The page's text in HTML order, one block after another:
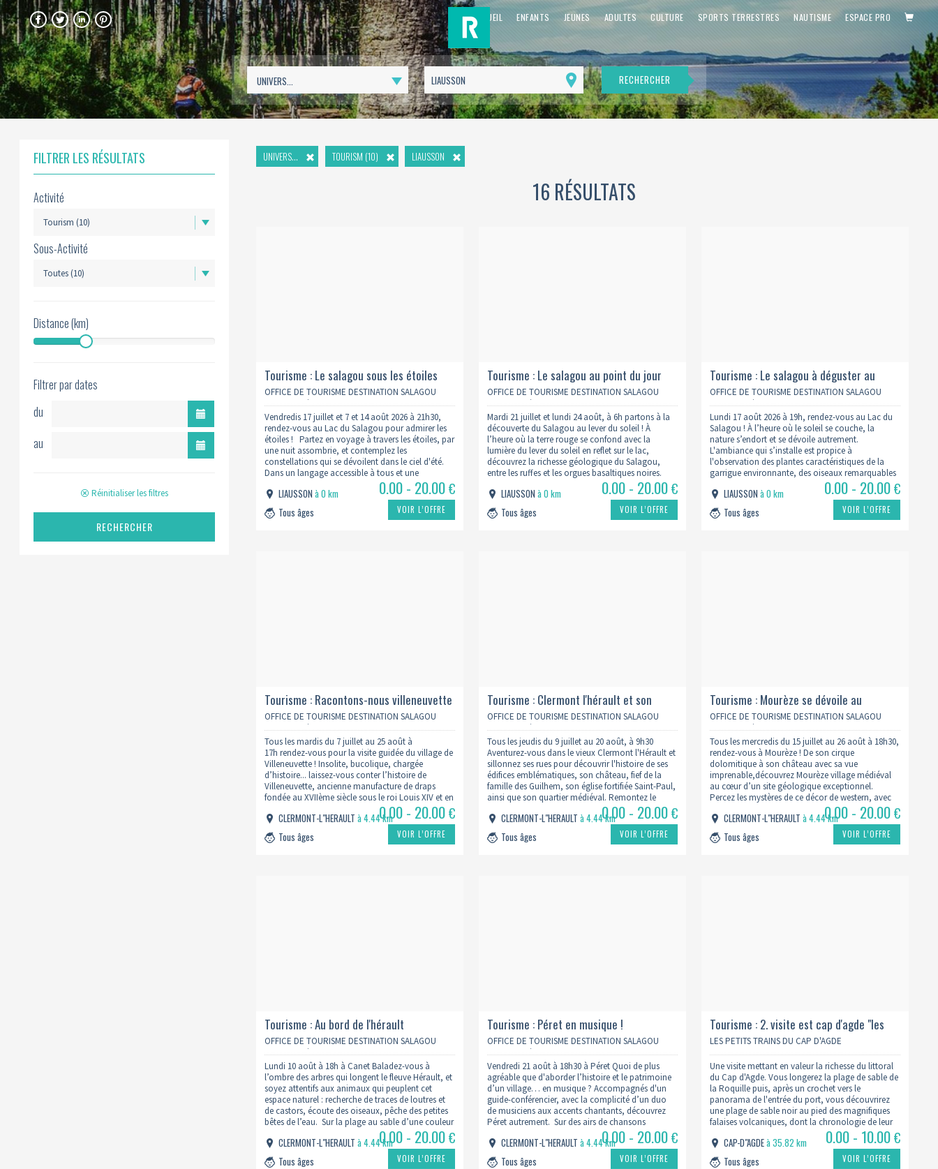
FACEBOOKTWITTERLINKEDINPINTEREST ACCUEIL ENFANTS JEUNES ADULTES CULTURE SPORTS TERRESTRES NAUTISME ESPACE PRO
Me
géolocaliser
RECHERCHER
FILTRER LES RÉSULTATS
Activité
Sous-Activité
Distance (km)
Filtrer par dates
du
au
Réinitialiser les filtres
RECHERCHER
UNIVERS... TOURISM (10) LIAUSSON
16 RÉSULTATS
Tourisme : Le salagou sous les étoiles
OFFICE DE TOURISME DESTINATION SALAGOU
CŒUR D’HÉRAULT
Vendredis 17 juillet et 7 et 14 août 2026 à 21h30,
rendez-vous au Lac du Salagou pour admirer les
étoiles ! Partez en voyage à travers les étoiles, par
une nuit assombrie, et contemplez les
constellations qui se dévoilent dans le ciel d'été.
Dans un langage accessible à tous et une
ambiance conviviale, apprenez à…
LIAUSSONà 0 km
Tous âges
0.00 - 20.00€
VOIR L’OFFRE
Tourisme : Le salagou au point du jour
OFFICE DE TOURISME DESTINATION SALAGOU
CŒUR D’HÉRAULT
Mardi 21 juillet et lundi 24 août, à 6h partons à la
découverte du Salagou au lever du soleil ! À
l’heure où la terre rouge se confond avec la
lumière du lever du soleil en reflet sur le lac,
découvrez la richesse géologique du Salagou,
entre les ruffes et les orgues basaltiques noires.
LIAUSSONà 0 km
Tous âges
0.00 - 20.00€
VOIR L’OFFRE
Tourisme : Le salagou à déguster au
coucher du soleil
OFFICE DE TOURISME DESTINATION SALAGOU
CŒUR D’HÉRAULT
Lundi 17 août 2026 à 19h, rendez-vous au Lac du
Salagou ! À l’heure où le soleil se couche, la
nature s’endort et se dévoile autrement.
L'ambiance qui s’installe est propice à
l'observation des plantes caractéristiques de la
garrigue environnante, des oiseaux remarquables
et des paysages uniques qui bordent le Salagou.
Par Laure Charpentier –…
LIAUSSONà 0 km
Tous âges
0.00 - 20.00€
VOIR L’OFFRE
Tourisme : Racontons-nous villeneuvette
OFFICE DE TOURISME DESTINATION SALAGOU
CŒUR D’HÉRAULT
Tous les mardis du 7 juillet au 25 août à
17h rendez-vous pour la visite guidée du village de
Villeneuvette ! Insolite, bucolique, chargée
d’histoire... laissez-vous conter l’histoire de
Villeneuvette, ancienne manufacture de draps
fondée au XVIIème siècle sous le roi Louis XIV et en
activité jusqu’en 1954 ! Revivez son passé
industriel grâce aux vestiges…
CLERMONT-L"HERAULTà 4.44 km
Tous âges
0.00 - 20.00€
VOIR L’OFFRE
Tourisme : Clermont l'hérault et son
passé médiéval, toute une histoire !
OFFICE DE TOURISME DESTINATION SALAGOU
CŒUR D’HÉRAULT
Tous les jeudis du 9 juillet au 20 août, à 9h30
Aventurez-vous dans le vieux Clermont l'Hérault et
sillonnez ses rues pour découvrir l'histoire de ses
édifices emblématiques, son château, fief de la
famille des Guilhem, son église fortifiée Saint-Paul,
ainsi que son quartier médiéval. Remontez le
temps à travers la petite et la grande…
CLERMONT-L"HERAULTà 4.44 km
Tous âges
0.00 - 20.00€
VOIR L’OFFRE
Tourisme : Mourèze se dévoile au
coucher du soleil
OFFICE DE TOURISME DESTINATION SALAGOU
CŒUR D’HÉRAULT
Tous les mercredis du 15 juillet au 26 août à 18h30,
rendez-vous à Mourèze ! De son cirque
dolomitique à son château avec sa vue
imprenable,découvrez Mourèze village médiéval
au cœur d’un site géologique exceptionnel.
Percez les mystères de ce décor de western, avec
ses roches aux formes énigmatiques, sa faune et
sa flore remarquables, ses…
CLERMONT-L"HERAULTà 4.44 km
Tous âges
0.00 - 20.00€
VOIR L’OFFRE
Tourisme : Au bord de l'hérault
OFFICE DE TOURISME DESTINATION SALAGOU
CŒUR D’HÉRAULT
Lundi 10 août à 18h à Canet Baladez-vous à
l’ombre des arbres qui longent le fleuve Hérault, et
soyez attentifs aux animaux qui peuplent cet
espace naturel : recherche de traces de loutres et
de castors, écoute des oiseaux, pêche des petites
bêtes de l’eau. Sur la plage au sable d’une couleur
si particulière, pique-nique et activités…
CLERMONT-L"HERAULTà 4.44 km
Tous âges
0.00 - 20.00€
VOIR L’OFFRE
Tourisme : Péret en musique !
OFFICE DE TOURISME DESTINATION SALAGOU
CŒUR D’HÉRAULT
Vendredi 21 août à 18h30 à Péret Quoi de plus
agréable que d'aborder l’histoire et le patrimoine
d’un village… en musique ? Accompagnés d'un
guide-conférencier, avec la complicité d’un duo
de musiciens aux accents chantants, découvrez
Péret autrement. Sur des airs de chansons
françaises, où se mêlent à merveille clarinette et
guitare, se révèlent les lieux…
CLERMONT-L"HERAULTà 4.44 km
Tous âges
0.00 - 20.00€
VOIR L’OFFRE
Tourisme : 2. visite est cap d'agde "les
falaises volcaniques" - 1h10
LES PETITS TRAINS DU CAP D'AGDE
Une visite mettant en valeur la richesse du littoral
du Cap d'Agde. Vous longerez la plage de sable de
la Roquille puis, après un crochet vers le
panorama de l'entrée du port, vous découvrirez
une plage de sable noir au pied des magnifiques
falaises volcaniques, dont la chronologie de leur
CAP-D"AGDEà 35.82 km
Tous âges
0.00 - 10.00€
VOIR L’OFFRE